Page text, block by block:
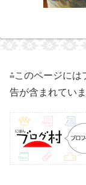
⁂このページには
告が含まれてい